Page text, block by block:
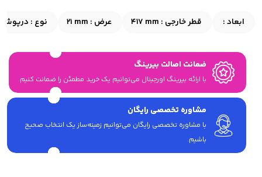
ابعاد : قطر خارجی : 417 mm عرض : 21 mm نوع : درپوش
ضمانت اصالت بیرینگ
با ارائه بیرینگ اورجینال می‎‌توانیم یک خرید مطمئن را ضمانت کنیم.
مشاوره تخصصی رایگان
با مشاوره تخصصی رایگان می‌توانیم زمینه‌ساز یک انتخاب صحیح
باشیم.